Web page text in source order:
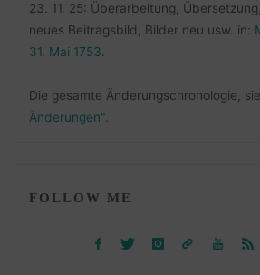
23. 11. 25: Überarbeitung,
neues Beitragsbild, Bilder neu usw. in:
31. Mai 1753.
Die gesamte Änderungschronologie,
Änderungen".
FOLLOW ME